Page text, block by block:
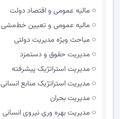
مالیه عمومی و اقتصاد دولت
مالیه عمومی و تعیین خط‌مشی
مباحث ویژه مدیریت دولتی
مديريت حقوق و دستمزد
مدیریت استراتژیک پیشرفته
مدیریت استراتژیک منابع انسانی
مدیریت بحران
مدیریت بهره وری نیروی انسانی